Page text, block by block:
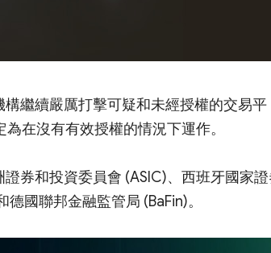
繼續嚴厲打擊可疑和未經授權的交易平
在沒有有效授權的情況下運作。
券和投資委員會 (ASIC)、西班牙國家
國聯邦金融監管局 (BaFin)。